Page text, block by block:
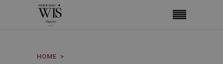
HOME